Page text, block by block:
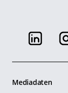
Mediadaten